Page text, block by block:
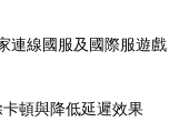
連線國服及國際服遊戲
頓與降低延遲效果